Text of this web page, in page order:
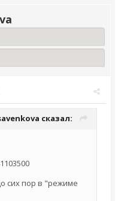
сказал:
сих пор в "режиме